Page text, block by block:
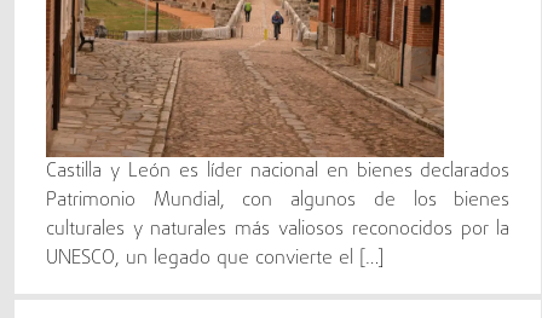
Castilla y León es líder nacional en bienes declarados
Patrimonio Mundial, con algunos de los bienes
culturales y naturales más valiosos reconocidos por la
UNESCO, un legado que convierte el […]